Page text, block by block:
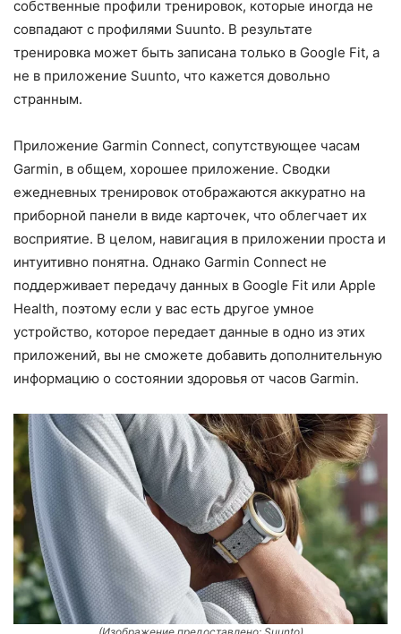
собственные профили тренировок, которые иногда не
совпадают с профилями Suunto. В результате
тренировка может быть записана только в Google Fit, а
не в приложение Suunto, что кажется довольно
странным.
Приложение Garmin Connect, сопутствующее часам
Garmin, в общем, хорошее приложение. Сводки
ежедневных тренировок отображаются аккуратно на
приборной панели в виде карточек, что облегчает их
восприятие. В целом, навигация в приложении проста и
интуитивно понятна. Однако Garmin Connect не
поддерживает передачу данных в Google Fit или Apple
Health, поэтому если у вас есть другое умное
устройство, которое передает данные в одно из этих
приложений, вы не сможете добавить дополнительную
информацию о состоянии здоровья от часов Garmin.